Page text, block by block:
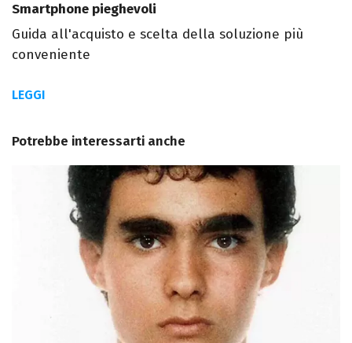
Smartphone pieghevoli
Guida all'acquisto e scelta della soluzione più
conveniente
LEGGI
Potrebbe interessarti anche